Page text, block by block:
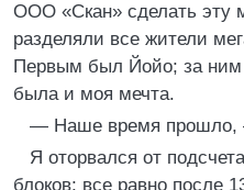
ООО «Скан» сделать эту
разделяли все жители
Первым был Йойо; за ним
была и моя мечта.
— Наше время прошло,
Я оторвался от
блоков; все равно после